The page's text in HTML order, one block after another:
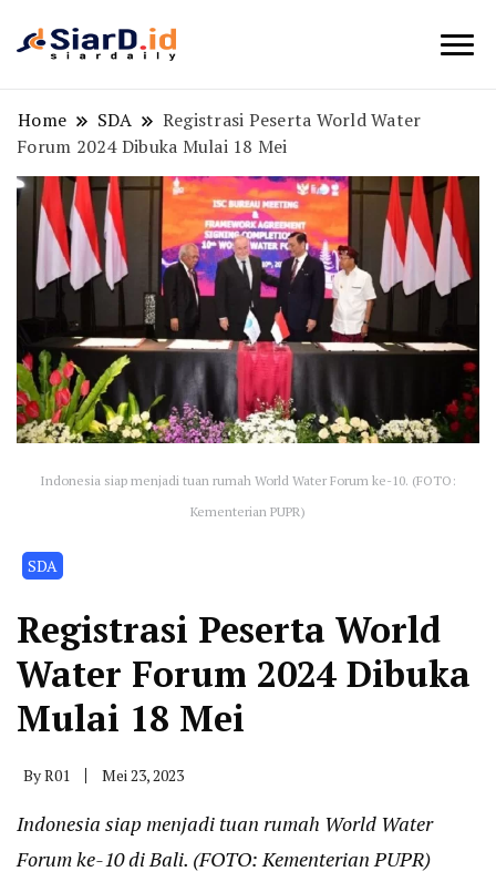
Home SDA
Registrasi Peserta World Water
Forum 2024 Dibuka Mulai 18 Mei
Indonesia siap menjadi tuan rumah World Water Forum ke-10. (FOTO:
Kementerian PUPR)
SDA
Registrasi Peserta World
Water Forum 2024 Dibuka
Mulai 18 Mei
ByR01 Mei 23, 2023
Indonesia siap menjadi tuan rumah World Water
Forum ke-10 di Bali. (FOTO: Kementerian PUPR)